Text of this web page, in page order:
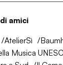
amici
AtelierSì
Musica